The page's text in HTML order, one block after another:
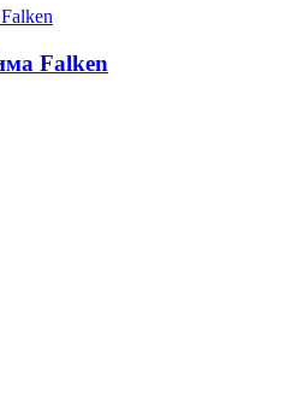
Falken